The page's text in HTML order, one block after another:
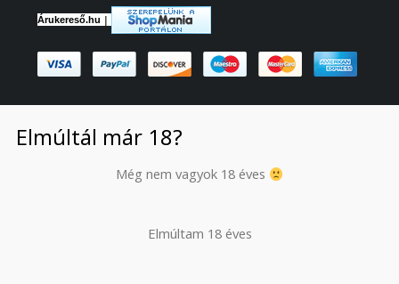
Árukereső.hu |
Elmúltál már 18?
Még nem vagyok 18 éves
Elmúltam 18 éves